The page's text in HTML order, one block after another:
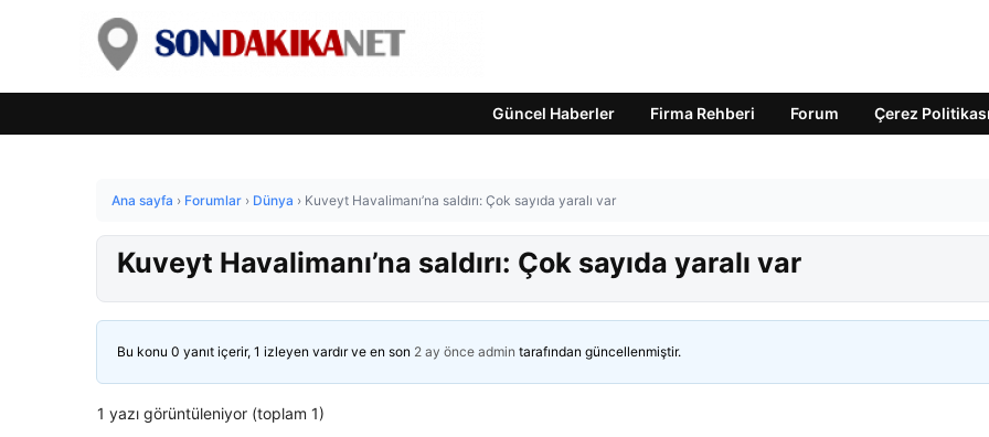
Güncel Haberler Firma Rehberi Forum Çerez Politikası
Ana sayfa › Forumlar › Dünya › Kuveyt Havalimanı’na saldırı: Çok sayıda yaralı var
Kuveyt Havalimanı’na saldırı: Çok sayıda yaralı var
Bu konu 0 yanıt içerir, 1 izleyen vardır ve en son 2 ay önce admin tarafından güncellenmiştir.
1 yazı görüntüleniyor (toplam 1)